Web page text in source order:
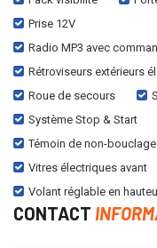
Prise 12V
Radio MP3 avec
Rétroviseurs extérieurs
Roue de secours
Système Stop & Start
Témoin de non-
Vitres électriques avant
Volant réglable en
CONTACT